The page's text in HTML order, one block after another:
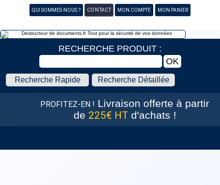
QUI SOMMES-NOUS ? CONTACT MON COMPTE MON PANIER
RECHERCHE PRODUIT :
Recherche Rapide Recherche Détaillée
PROFITEZ-EN ! Livraison offerte à partir
de 225€ HT d'achats !